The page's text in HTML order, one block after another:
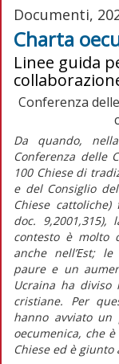
Documenti,
Charta
Linee guida
Conferenza
Da quando,
Conferenza delle
100 Chiese di
e del Consiglio
Chiese
doc. 9,2001,315),
contesto è molto
anche nell’Est;
paure e un
Ucraina ha diviso
cristiane. Per
hanno avviato un
oecumenica, che
Chiese ed è